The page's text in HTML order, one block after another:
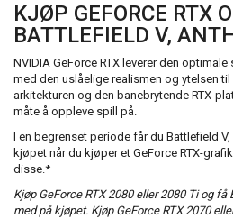
KJØP GEFORCE RTX
BATTLEFIELD V,
NVIDIA GeForce RTX leverer den optimale
med den uslåelige realismen og ytelsen til
arkitekturen og den banebrytende RTX-
måte å oppleve spill på.
I en begrenset periode får du Battlefield
kjøpet når du kjøper et GeForce RTX-
disse.*
Kjøp GeForce RTX 2080 eller 2080 Ti og
med på kjøpet. Kjøp GeForce RTX 2070